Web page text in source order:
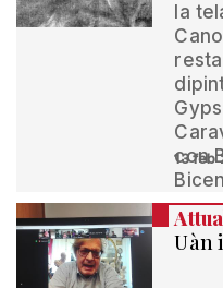
la
con
13 feb
Uàn